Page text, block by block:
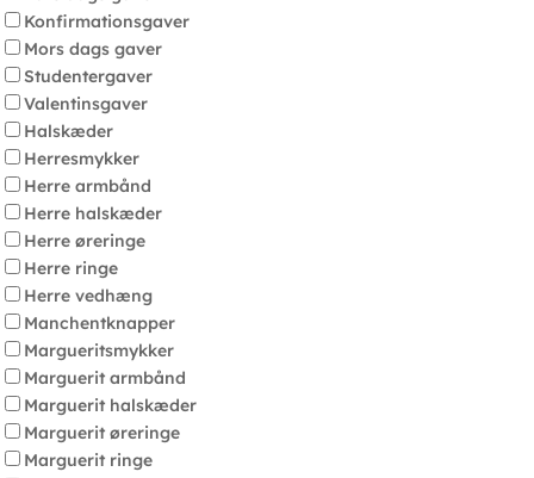
Konfirmationsgaver
Mors dags gaver
Studentergaver
Valentinsgaver
Halskæder
Herresmykker
Herre armbånd
Herre halskæder
Herre øreringe
Herre ringe
Herre vedhæng
Manchentknapper
Margueritsmykker
Marguerit armbånd
Marguerit halskæder
Marguerit øreringe
Marguerit ringe